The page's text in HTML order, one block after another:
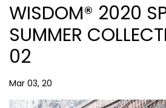
WISDOM® 2020
SUMMER
02
Mar 03, 20